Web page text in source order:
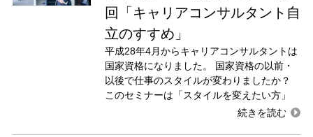
回「キャリアコンサルタント自
立のすすめ」
平成28年4月からキャリアコンサルタントは
国家資格になりました。 国家資格の以前・
以後で仕事のスタイルが変わりましたか？
このセミナーは「スタイルを変えたい方」